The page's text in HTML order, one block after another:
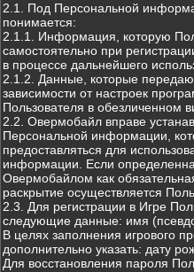
2.1. Под Персональной
понимается:
2.1.1. Информация, которую
самостоятельно при
в процессе дальнейшего
2.1.2. Данные, которые
зависимости от настроек
Пользователя в обезличенном
2.2. Овермобайл вправе
Персональной информации,
предоставляться для
информации. Если
Овермобайлом как
раскрытие осуществляется
2.3. Для регистрации в Игре
следующие данные: имя
В целях заполнения игрового
дополнительно указать: дату
Для восстановления пароля